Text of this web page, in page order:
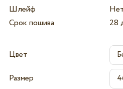
Шлейф
Срок пошива
28
Цвет
Размер